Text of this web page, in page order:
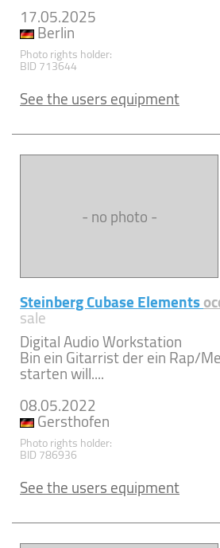
17.05.2025
Berlin
Photo rights holder:
BID 713644
See the users equipment
- no photo -
Steinberg Cubase Elements
sale
Digital Audio Workstation
Bin ein Gitarrist der ein Rap/
starten will....
08.05.2022
Gersthofen
Photo rights holder:
BID 786936
See the users equipment